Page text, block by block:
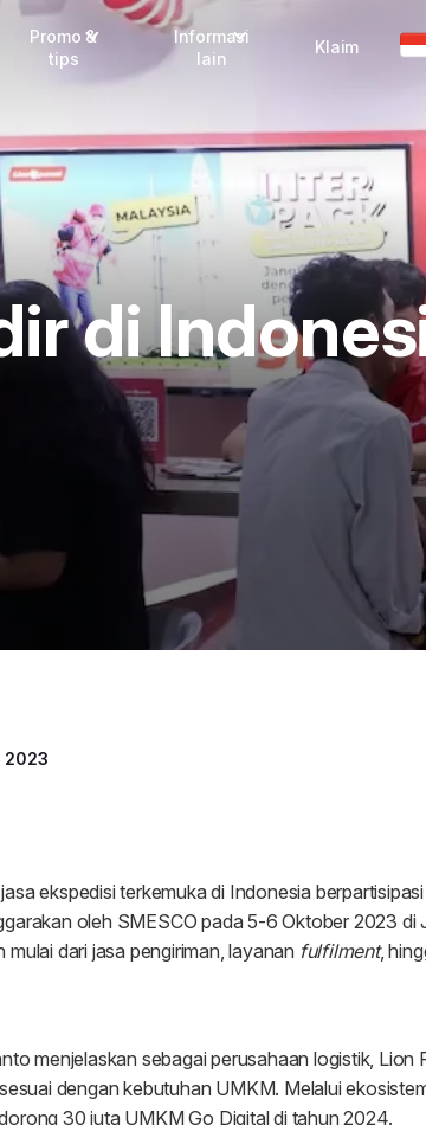
Promo &
tips
Info seller
Info mitra
Informasi
lain
Karantina
FAQ
Tentang kami
Karir
Klaim
di
2023